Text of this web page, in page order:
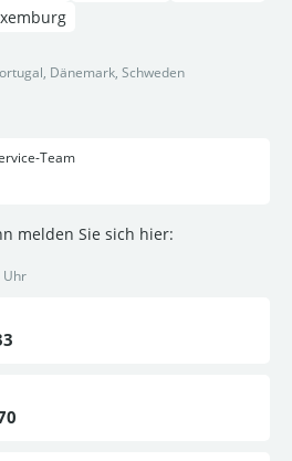
Dänemark, Schweden
Team
melden Sie sich hier:
Uhr